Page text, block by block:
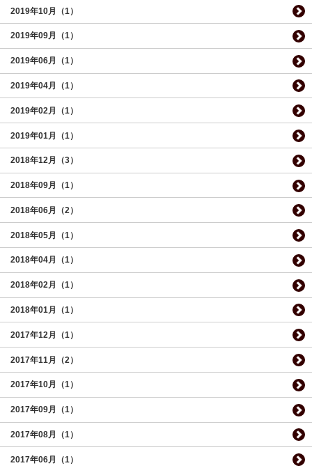
2019年10月（1）
2019年09月（1）
2019年06月（1）
2019年04月（1）
2019年02月（1）
2019年01月（1）
2018年12月（3）
2018年09月（1）
2018年06月（2）
2018年05月（1）
2018年04月（1）
2018年02月（1）
2018年01月（1）
2017年12月（1）
2017年11月（2）
2017年10月（1）
2017年09月（1）
2017年08月（1）
2017年06月（1）